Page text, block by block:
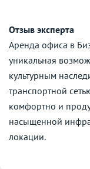
Отзыв эксперта
Аренда офиса в
уникальная
культурным
транспортной
комфортно и
насыщенной
локации.